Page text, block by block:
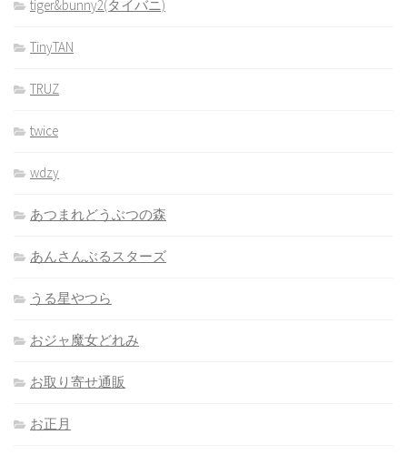
tiger&bunny2(タイバニ)
TinyTAN
TRUZ
twice
wdzy
あつまれどうぶつの森
あんさんぶるスターズ
うる星やつら
おジャ魔女どれみ
お取り寄せ通販
お正月